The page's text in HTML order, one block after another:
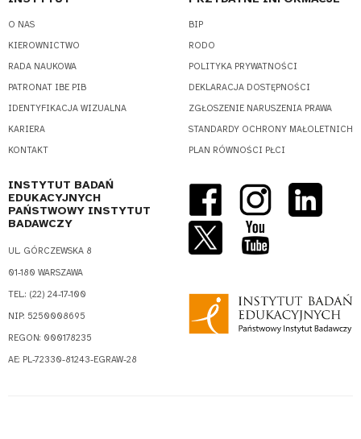
O NAS
KIEROWNICTWO
RADA NAUKOWA
PATRONAT IBE PIB
IDENTYFIKACJA WIZUALNA
KARIERA
KONTAKT
BIP
RODO
POLITYKA PRYWATNOŚCI
DEKLARACJA DOSTĘPNOŚCI
ZGŁOSZENIE NARUSZENIA PRAWA
STANDARDY OCHRONY MAŁOLETNICH
PLAN RÓWNOŚCI PŁCI
INSTYTUT BADAŃ
EDUKACYJNYCH
PAŃSTWOWY INSTYTUT
BADAWCZY
UL. GÓRCZEWSKA 8
01-180 WARSZAWA
TEL.: (22) 24-17-100
NIP: 5250008695
REGON: 000178235
AE: PL-72330-81243-EGRAW-28